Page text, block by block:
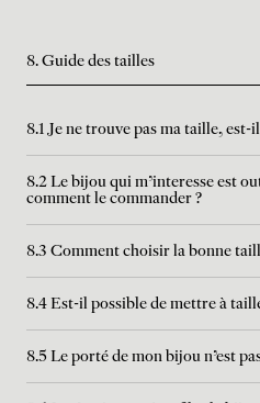
8. Guide des tailles
8.1 Je ne trouve pas ma taille,
8.2 Le bijou qui m'interesse est
comment le commander ?
8.3 Comment choisir la bonne
8.4 Est-il possible de mettre à
8.5 Le porté de mon bijou n'est